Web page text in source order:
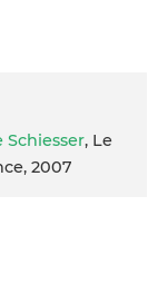
Schiesser, Le
2007